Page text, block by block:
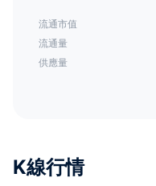
流通市值
流通量
供應量
K線行情